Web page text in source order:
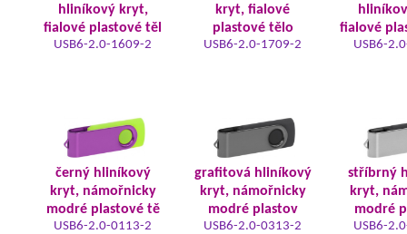
hliníkový kryt,
fialové plastové těl
USB6-2.0-1609-2
kryt, fialové
plastové tělo
USB6-2.0-1709-2
fialové
USB6-
černý hliníkový
kryt, námořnicky
modré plastové tě
USB6-2.0-0113-2
grafitová hliníkový
kryt, námořnicky
modré plastov
USB6-2.0-0313-2
stříbrný
kryt,
modré
USB6-